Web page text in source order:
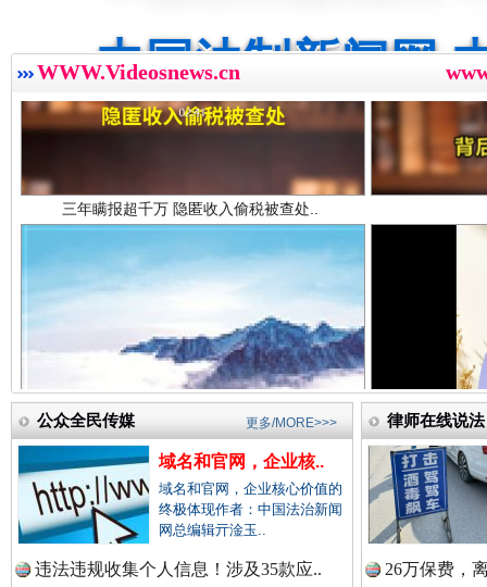
中国法治新闻网.
中国法院新闻网.
中国检察新闻网.
中国医药新闻网.
中国企业新闻网.
WWW.Videosnews.cn
三年瞒报超千万 隐匿收入偷税被查处..
祁连巍巍树丰碑 高回
公众全民传媒
域名和官网，企业核..
域名和官网，企业核心价值的
终极体现作者：中国法治新闻
网总编辑亓淦玉..
违法违规收集个人信息！涉及35款应..
更多/MORE>>> 律师在线说法
26万保费，